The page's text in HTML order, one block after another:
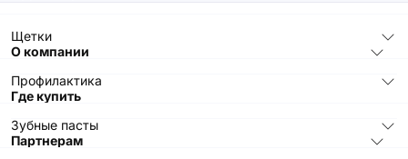
Щетки
Профилактика
Зубные пасты
О компании
Где купить
Партнерам